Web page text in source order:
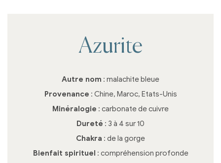
Azurite
Autre nom : malachite bleue
Provenance : Chine, Maroc, Etats-Unis
Minéralogie : carbonate de cuivre
Dureté : 3 à 4 sur 10
Chakra : de la gorge
Bienfait spirituel : compréhension profonde